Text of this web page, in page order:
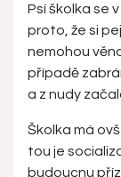
Psí školka se
proto, že si
nemohou
případě
a z nudy
Školka má
tou je
budoucnu